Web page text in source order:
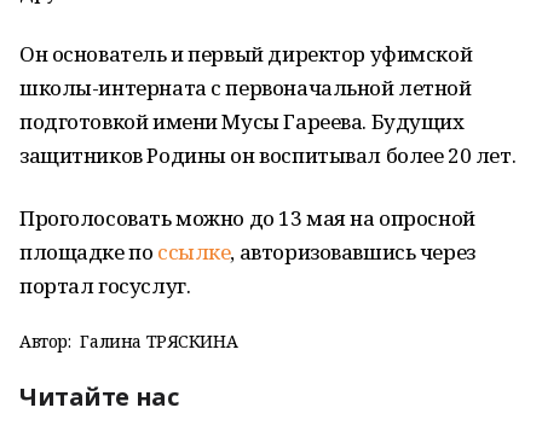
Он основатель и первый директор уфимской
школы-интерната с первоначальной летной
подготовкой имени Мусы Гареева. Будущих
защитников Родины он воспитывал более 20 лет.
Проголосовать можно до 13 мая на опросной
площадке по ссылке, авторизовавшись через
портал госуслуг.
Автор: Галина ТРЯСКИНА
Читайте нас